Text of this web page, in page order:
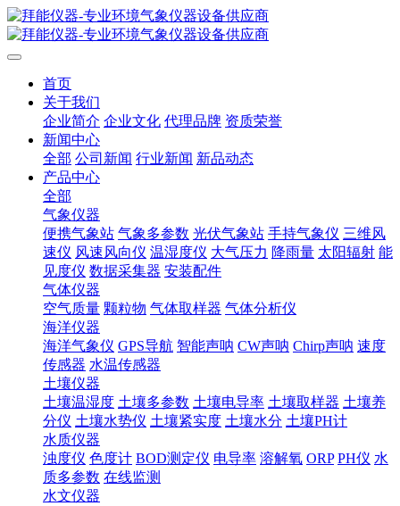
首页
关于我们
企业简介 企业文化 代理品牌 资质荣誉
新闻中心
全部 公司新闻 行业新闻 新品动态
产品中心
全部
气象仪器
便携气象站 气象多参数 光伏气象站 手持气象仪 三维风
速仪 风速风向仪 温湿度仪 大气压力 降雨量 太阳辐射 能
见度仪 数据采集器 安装配件
气体仪器
空气质量 颗粒物 气体取样器 气体分析仪
海洋仪器
海洋气象仪 GPS导航 智能声呐 CW声呐 Chirp声呐 速度
传感器 水温传感器
土壤仪器
土壤温湿度 土壤多参数 土壤电导率 土壤取样器 土壤养
分仪 土壤水势仪 土壤紧实度 土壤水分 土壤PH计
水质仪器
浊度仪 色度计 BOD测定仪 电导率 溶解氧 ORP PH仪 水
质多参数 在线监测
水文仪器